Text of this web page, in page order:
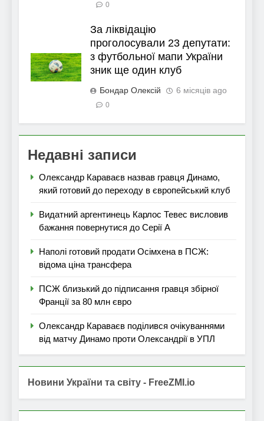
0
За ліквідацію
проголосували 23 депутати:
з футбольної мапи України
зник ще один клуб
Бондар Олексій 6 місяців ago
0
Недавні записи
Олександр Караваєв назвав гравця Динамо,
який готовий до переходу в європейський клуб
Видатний аргентинець Карлос Тевес висловив
бажання повернутися до Серії А
Наполі готовий продати Осімхена в ПСЖ:
відома ціна трансфера
ПСЖ близький до підписання гравця збірної
Франції за 80 млн євро
Олександр Караваєв поділився очікуваннями
від матчу Динамо проти Олександрії в УПЛ
Новини України та світу - FreeZMI.io